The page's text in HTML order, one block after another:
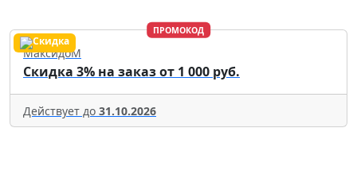
ПРОМОКОД
МаксидоМ
Скидка 3% на заказ от 1 000 руб.
Действует до 31.10.2026